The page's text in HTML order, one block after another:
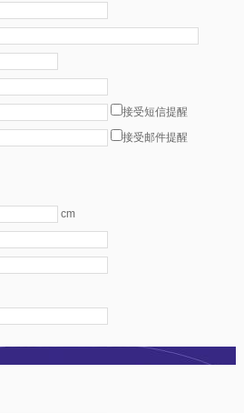
接受短信提醒
接受邮件提醒
cm